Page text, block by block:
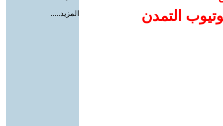
التمدن
المزيد.....